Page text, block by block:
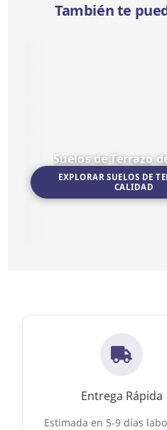
También te
Suelos de Terrazo
EXPLORAR SUELOS DE
CALIDAD
Entrega Rápida
Estimada en 5-9 días